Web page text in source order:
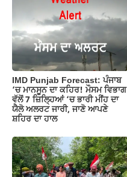
IMD Punjab Forecast: ਪੰਜਾਬ
‘ਚ ਮਾਨਸੂਨ ਦਾ ਕਹਿਰ! ਮੌਸਮ ਵਿਭਾਗ
ਵੱਲੋਂ 7 ਜ਼ਿਲ੍ਹਿਆਂ ‘ਚ ਭਾਰੀ ਮੀਂਹ ਦਾ
ਯੈਲੋ ਅਲਰਟ ਜਾਰੀ, ਜਾਣੋ ਆਪਣੇ
ਸ਼ਹਿਰ ਦਾ ਹਾਲ